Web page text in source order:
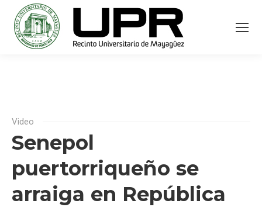
Video
Senepol
puertorriqueño se
arraiga en República